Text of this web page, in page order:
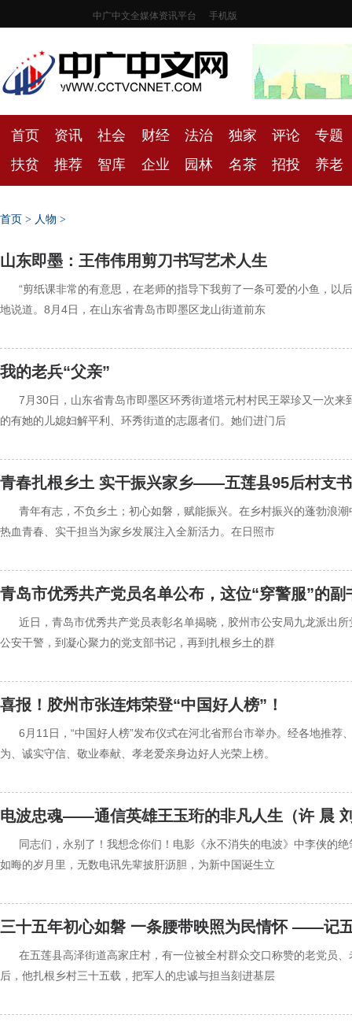
中广中文全媒体资讯平台 手机版
首页 资讯 社会 财经 法治 独家 评论
专题
扶贫
推荐 智库 企业 园林 名茶 招投 养老
首页 > 人物 >
山东即墨：王伟伟用剪刀书写艺术人生
‍‍“剪纸课非常的有意思，在老师的指导下我剪了一条可爱的小鱼，以
地说道。8月4日，在山东省青岛市即墨区龙山街道前东
我的老兵“父亲”
‍‍7月30日，山东省青岛市即墨区环秀街道塔元村村民王翠珍又一次
的有她的儿媳妇解平利、环秀街道的志愿者们。她们进门后
青春扎根乡土 实干振兴家乡——五莲县95后村支
青年有志，不负乡土；初心如磐，赋能振兴。在乡村振兴的蓬勃浪
热血青春、实干担当为家乡发展注入全新活力。在日照市
青岛市优秀共产党员名单公布，这位“穿警服”的副
近日，青岛市优秀共产党员表彰名单揭晓，胶州市公安局九龙派出
公安干警，到凝心聚力的党支部书记，再到扎根乡土的群
喜报！胶州市张连炜荣登“中国好人榜”！
‍‍6月11日，“中国好人榜”发布仪式在河北省邢台市举办。经各地推
为、诚实守信、敬业奉献、孝老爱亲身边好人光荣上榜。
电波忠魂——通信英雄王玉珩的非凡人生（许 晨
同志们，永别了！我想念你们！电影《永不消失的电波》中李侠的
如晦的岁月里，无数电讯先辈披肝沥胆，为新中国诞生立
三十五年初心如磐 一条腰带映照为民情怀 ——记
在五莲县高泽街道高家庄村，有一位被全村群众交口称赞的老党员
后，他扎根乡村三十五载，把军人的忠诚与担当刻进基层